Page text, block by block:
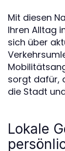
Mit diesen
Ihren Alltag
sich über
sorgt dafür,
die Stadt
Lokale